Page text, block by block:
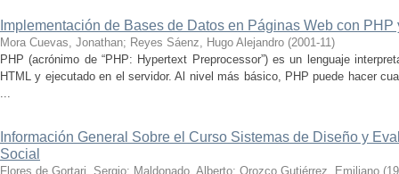
Implementación de Bases de Datos en Páginas Web con PHP
Mora Cuevas, Jonathan; Reyes Sáenz, Hugo Alejandro (2001-11)
PHP (acrónimo de “PHP: Hypertext Preprocessor”) es un lenguaje
HTML y ejecutado en el servidor. Al nivel más básico, PHP puede hacer
...
Información General Sobre el Curso Sistemas de Diseño y
Social
Flores de Gortari, Sergio; Maldonado, Alberto; Orozco Gutiérrez, Emiliano (